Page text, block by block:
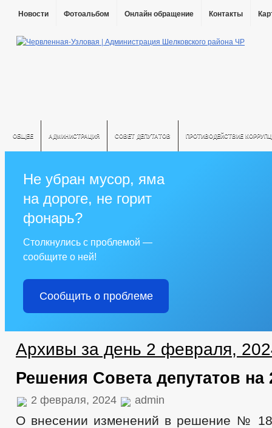
Новости Фотоальбом Онлайн обращение Контакты
ОБЩЕЕ АДМИНИСТРАЦИЯ СОВЕТ ДЕПУТАТОВ ПРОТИВОДЕЙСТВИЕ
Не убран мусор, яма
на дороге, не горит
фонарь?
Столкнулись с проблемой —
сообщите о ней!
Сообщить о проблеме
Архивы за день 2 февраля,
Решения Совета депутатов на
2 февраля, 2024 admin
О внесении изменений в решение № 18